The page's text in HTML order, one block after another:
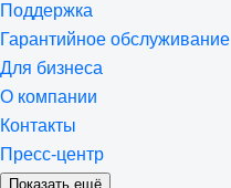
Поддержка
Гарантийное обслуживание
Для бизнеса
О компании
Контакты
Пресс-центр
Показать ещё